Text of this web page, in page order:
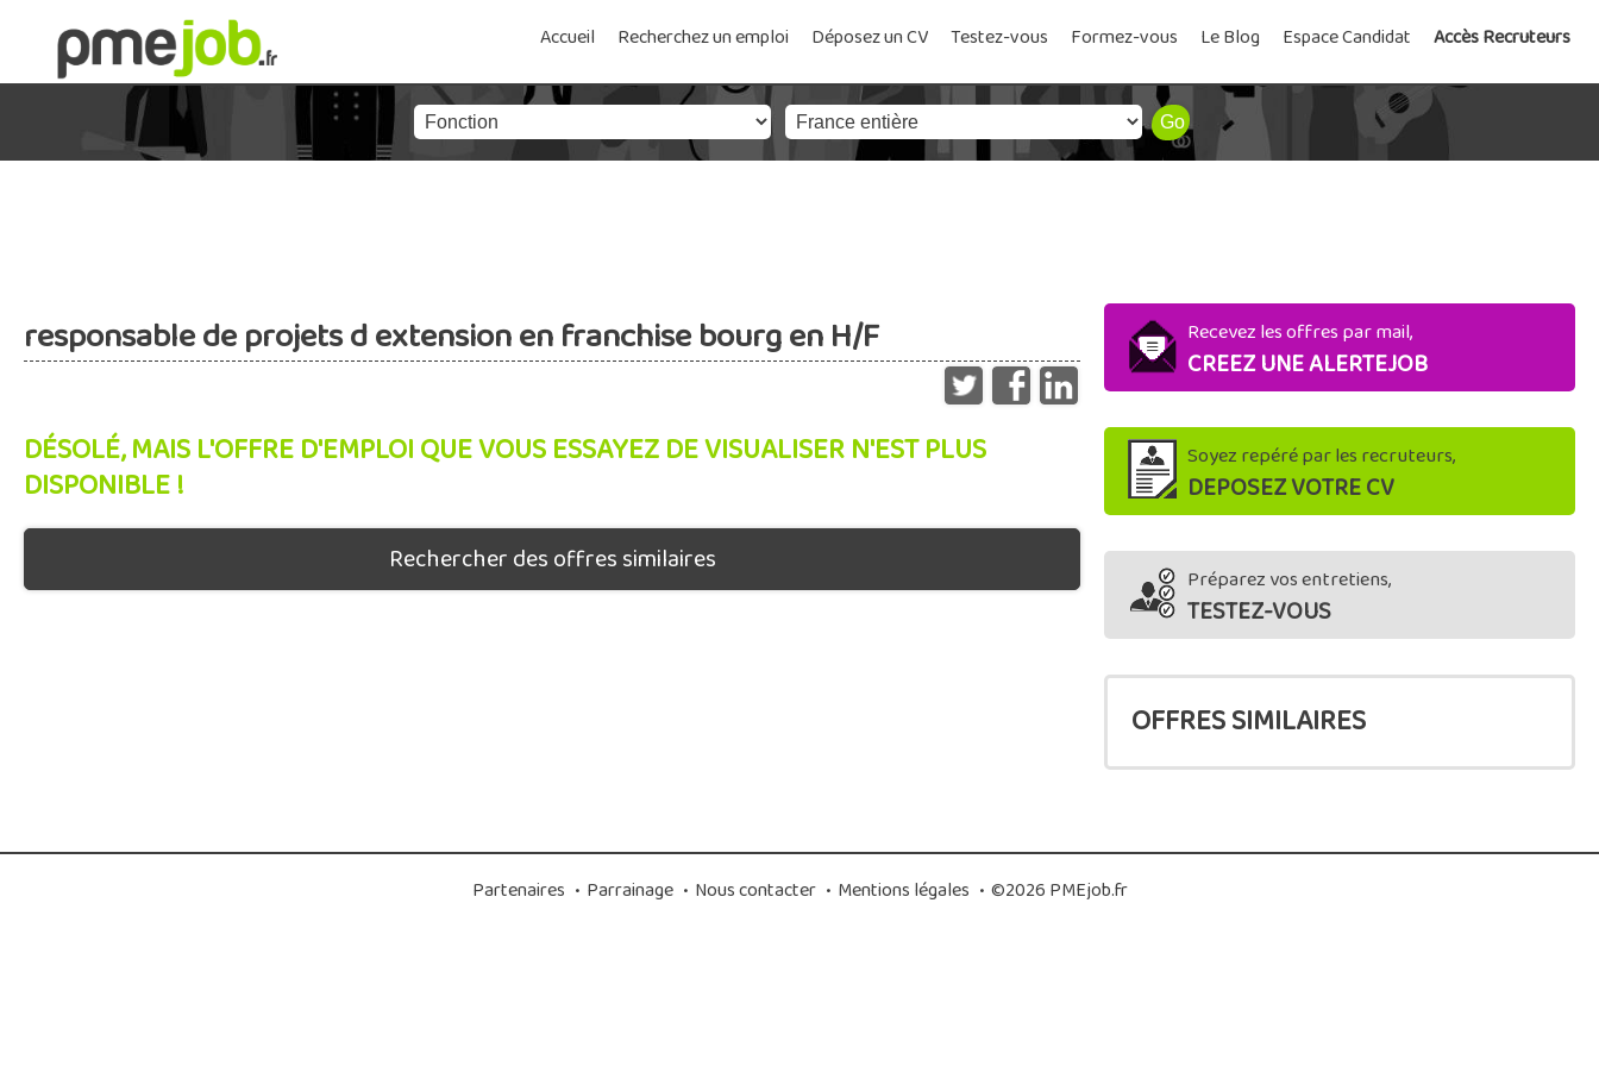
Accueil Recherchez un emploi Déposez un CV Testez-vous Formez-vous Le Blog Espace Candidat Accès Recruteurs
responsable de projets d extension en franchise bourg en H/F
DÉSOLÉ, MAIS L'OFFRE D'EMPLOI QUE VOUS ESSAYEZ DE VISUALISER N'EST PLUS
DISPONIBLE !
Rechercher des offres similaires
Recevez les offres par mail,
CREEZ UNE ALERTEJOB
Soyez repéré par les recruteurs,
DEPOSEZ VOTRE CV
Préparez vos entretiens,
TESTEZ-VOUS
OFFRES SIMILAIRES
Partenaires • Parrainage • Nous contacter • Mentions légales • ©2026 PMEjob.fr